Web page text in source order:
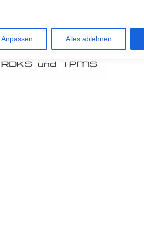
Anpassen Alles ablehnen